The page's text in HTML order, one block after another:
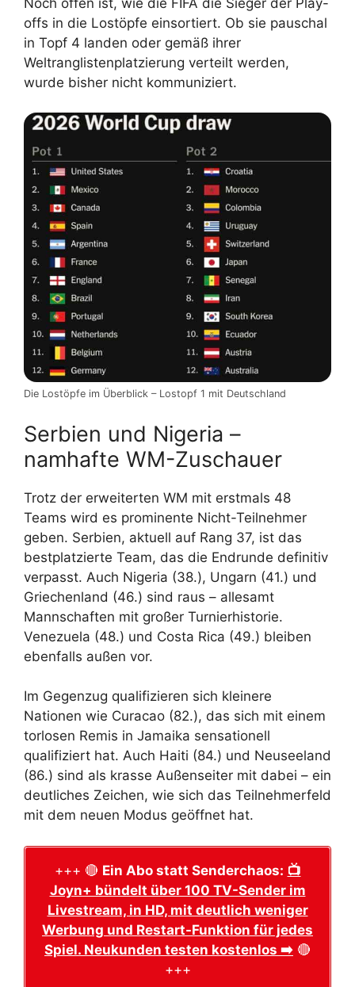
offs in die Lostöpfe einsortiert. Ob sie pauschal
in Topf 4 landen oder gemäß ihrer
Weltranglistenplatzierung verteilt werden,
wurde bisher nicht kommuniziert.
Die Lostöpfe im Überblick – Lostopf 1 mit Deutschland
Serbien und Nigeria –
namhafte WM-Zuschauer
Trotz der erweiterten WM mit erstmals 48
Teams wird es prominente Nicht-Teilnehmer
geben. Serbien, aktuell auf Rang 37, ist das
bestplatzierte Team, das die Endrunde definitiv
verpasst. Auch Nigeria (38.), Ungarn (41.) und
Griechenland (46.) sind raus – allesamt
Mannschaften mit großer Turnierhistorie.
Venezuela (48.) und Costa Rica (49.) bleiben
ebenfalls außen vor.
Im Gegenzug qualifizieren sich kleinere
Nationen wie Curacao (82.), das sich mit einem
torlosen Remis in Jamaika sensationell
qualifiziert hat. Auch Haiti (84.) und Neuseeland
(86.) sind als krasse Außenseiter mit dabei – ein
deutliches Zeichen, wie sich das Teilnehmerfeld
mit dem neuen Modus geöffnet hat.
+++ 🔴 Ein Abo statt Senderchaos: 📺
Joyn+ bündelt über 100 TV-Sender im
Livestream, in HD, mit deutlich weniger
Werbung und Restart-Funktion für jedes
Spiel. Neukunden testen kostenlos ➡️ 🔴
+++